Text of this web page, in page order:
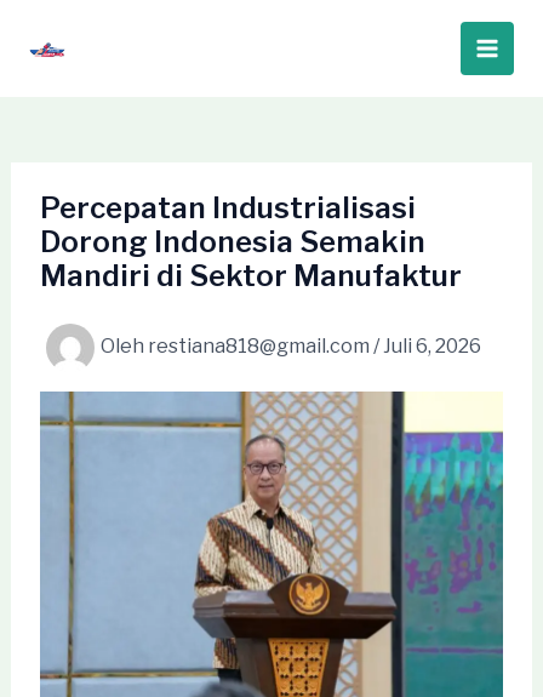
Main
Percepatan Industrialisasi
Dorong Indonesia Semakin
Mandiri di Sektor Manufaktur
Oleh restiana818@gmail.com /Juli 6, 2026